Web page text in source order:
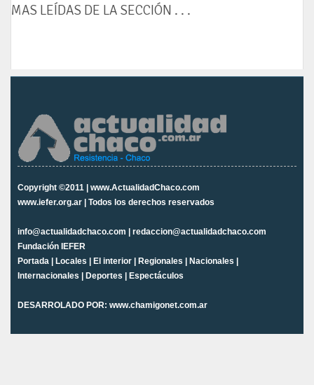
MAS LEÍDAS DE LA SECCIÓN . . .
Copyright ©2011 | www.ActualidadChaco.com
www.iefer.org.ar | Todos los derechos reservados
info@actualidadchaco.com | redaccion@actualidadchaco.com
Fundación IEFER
Portada | Locales | El interior | Regionales | Nacionales |
Internacionales | Deportes | Espectáculos
DESARROLADO POR: www.chamigonet.com.ar